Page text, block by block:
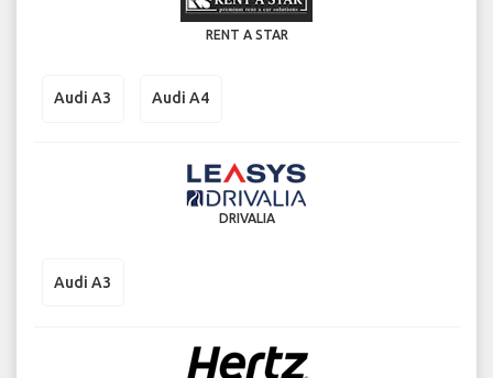
RENT A STAR
Audi A3 Audi A4
DRIVALIA
Audi A3